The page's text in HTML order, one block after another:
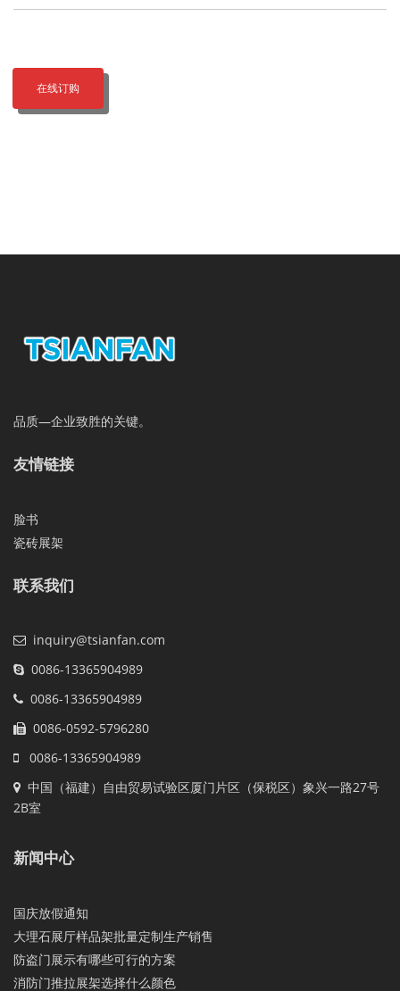
在线订购
品质—企业致胜的关键。
友情链接
脸书
瓷砖展架
联系我们
inquiry@tsianfan.com
0086-13365904989
0086-13365904989
0086-0592-5796280
0086-13365904989
中国（福建）自由贸易试验区厦门片区（保税区）象兴一路27号
2B室
新闻中心
国庆放假通知
大理石展厅样品架批量定制生产销售
防盗门展示有哪些可行的方案
消防门推拉展架选择什么颜色